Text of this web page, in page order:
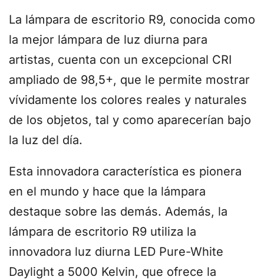
La lámpara de escritorio R9, conocida como
la mejor lámpara de luz diurna para
artistas, cuenta con un excepcional CRI
ampliado de 98,5+, que le permite mostrar
vívidamente los colores reales y naturales
de los objetos, tal y como aparecerían bajo
la luz del día.
Esta innovadora característica es pionera
en el mundo y hace que la lámpara
destaque sobre las demás. Además, la
lámpara de escritorio R9 utiliza la
innovadora luz diurna LED Pure-White
Daylight a 5000 Kelvin, que ofrece la